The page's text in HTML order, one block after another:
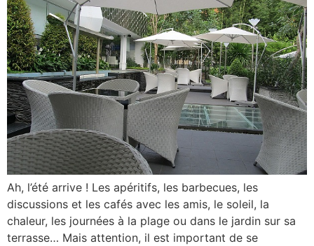
Ah, l’été arrive ! Les apéritifs, les barbecues, les
discussions et les cafés avec les amis, le soleil, la
chaleur, les journées à la plage ou dans le jardin sur sa
terrasse… Mais attention, il est important de se